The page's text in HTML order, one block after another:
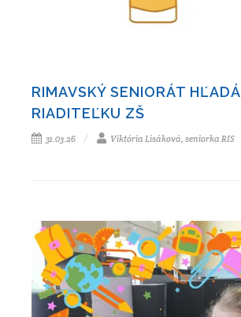
RIMAVSKÝ SENIORÁT HĽADÁ
RIADITEĽKU ZŠ
31.03.26 Viktória Lisáková, seniorka RIS